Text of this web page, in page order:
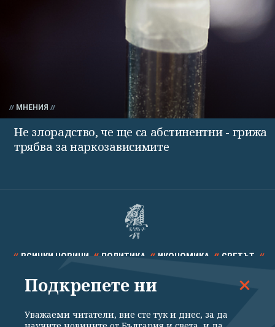
МНЕНИЯ
Не злорадство, че ще са абстинентни - грижа
трябва за наркозависимите
ВСИЧКИ НОВИНИ ПОЛИТИКА ИКОНОМИКА СВЕТЪТ
СПОРТ КУЛТУРА ТЕХНОЛОГИИ КАЛЕЙДОСКОП
Подкрепете ни
Уважаеми читатели, вие сте тук и днес, за да